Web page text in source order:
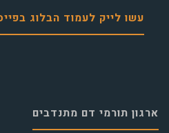
עשו לייק לעמוד הבלוג
ארגון תורמי דם מתנדבים